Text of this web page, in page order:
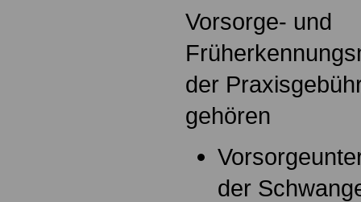
Vorsorge- und
der
gehören
der